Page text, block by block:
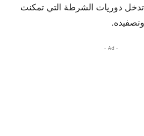
تدخل دوريات الشرطة التي تمكنت
- Ad -